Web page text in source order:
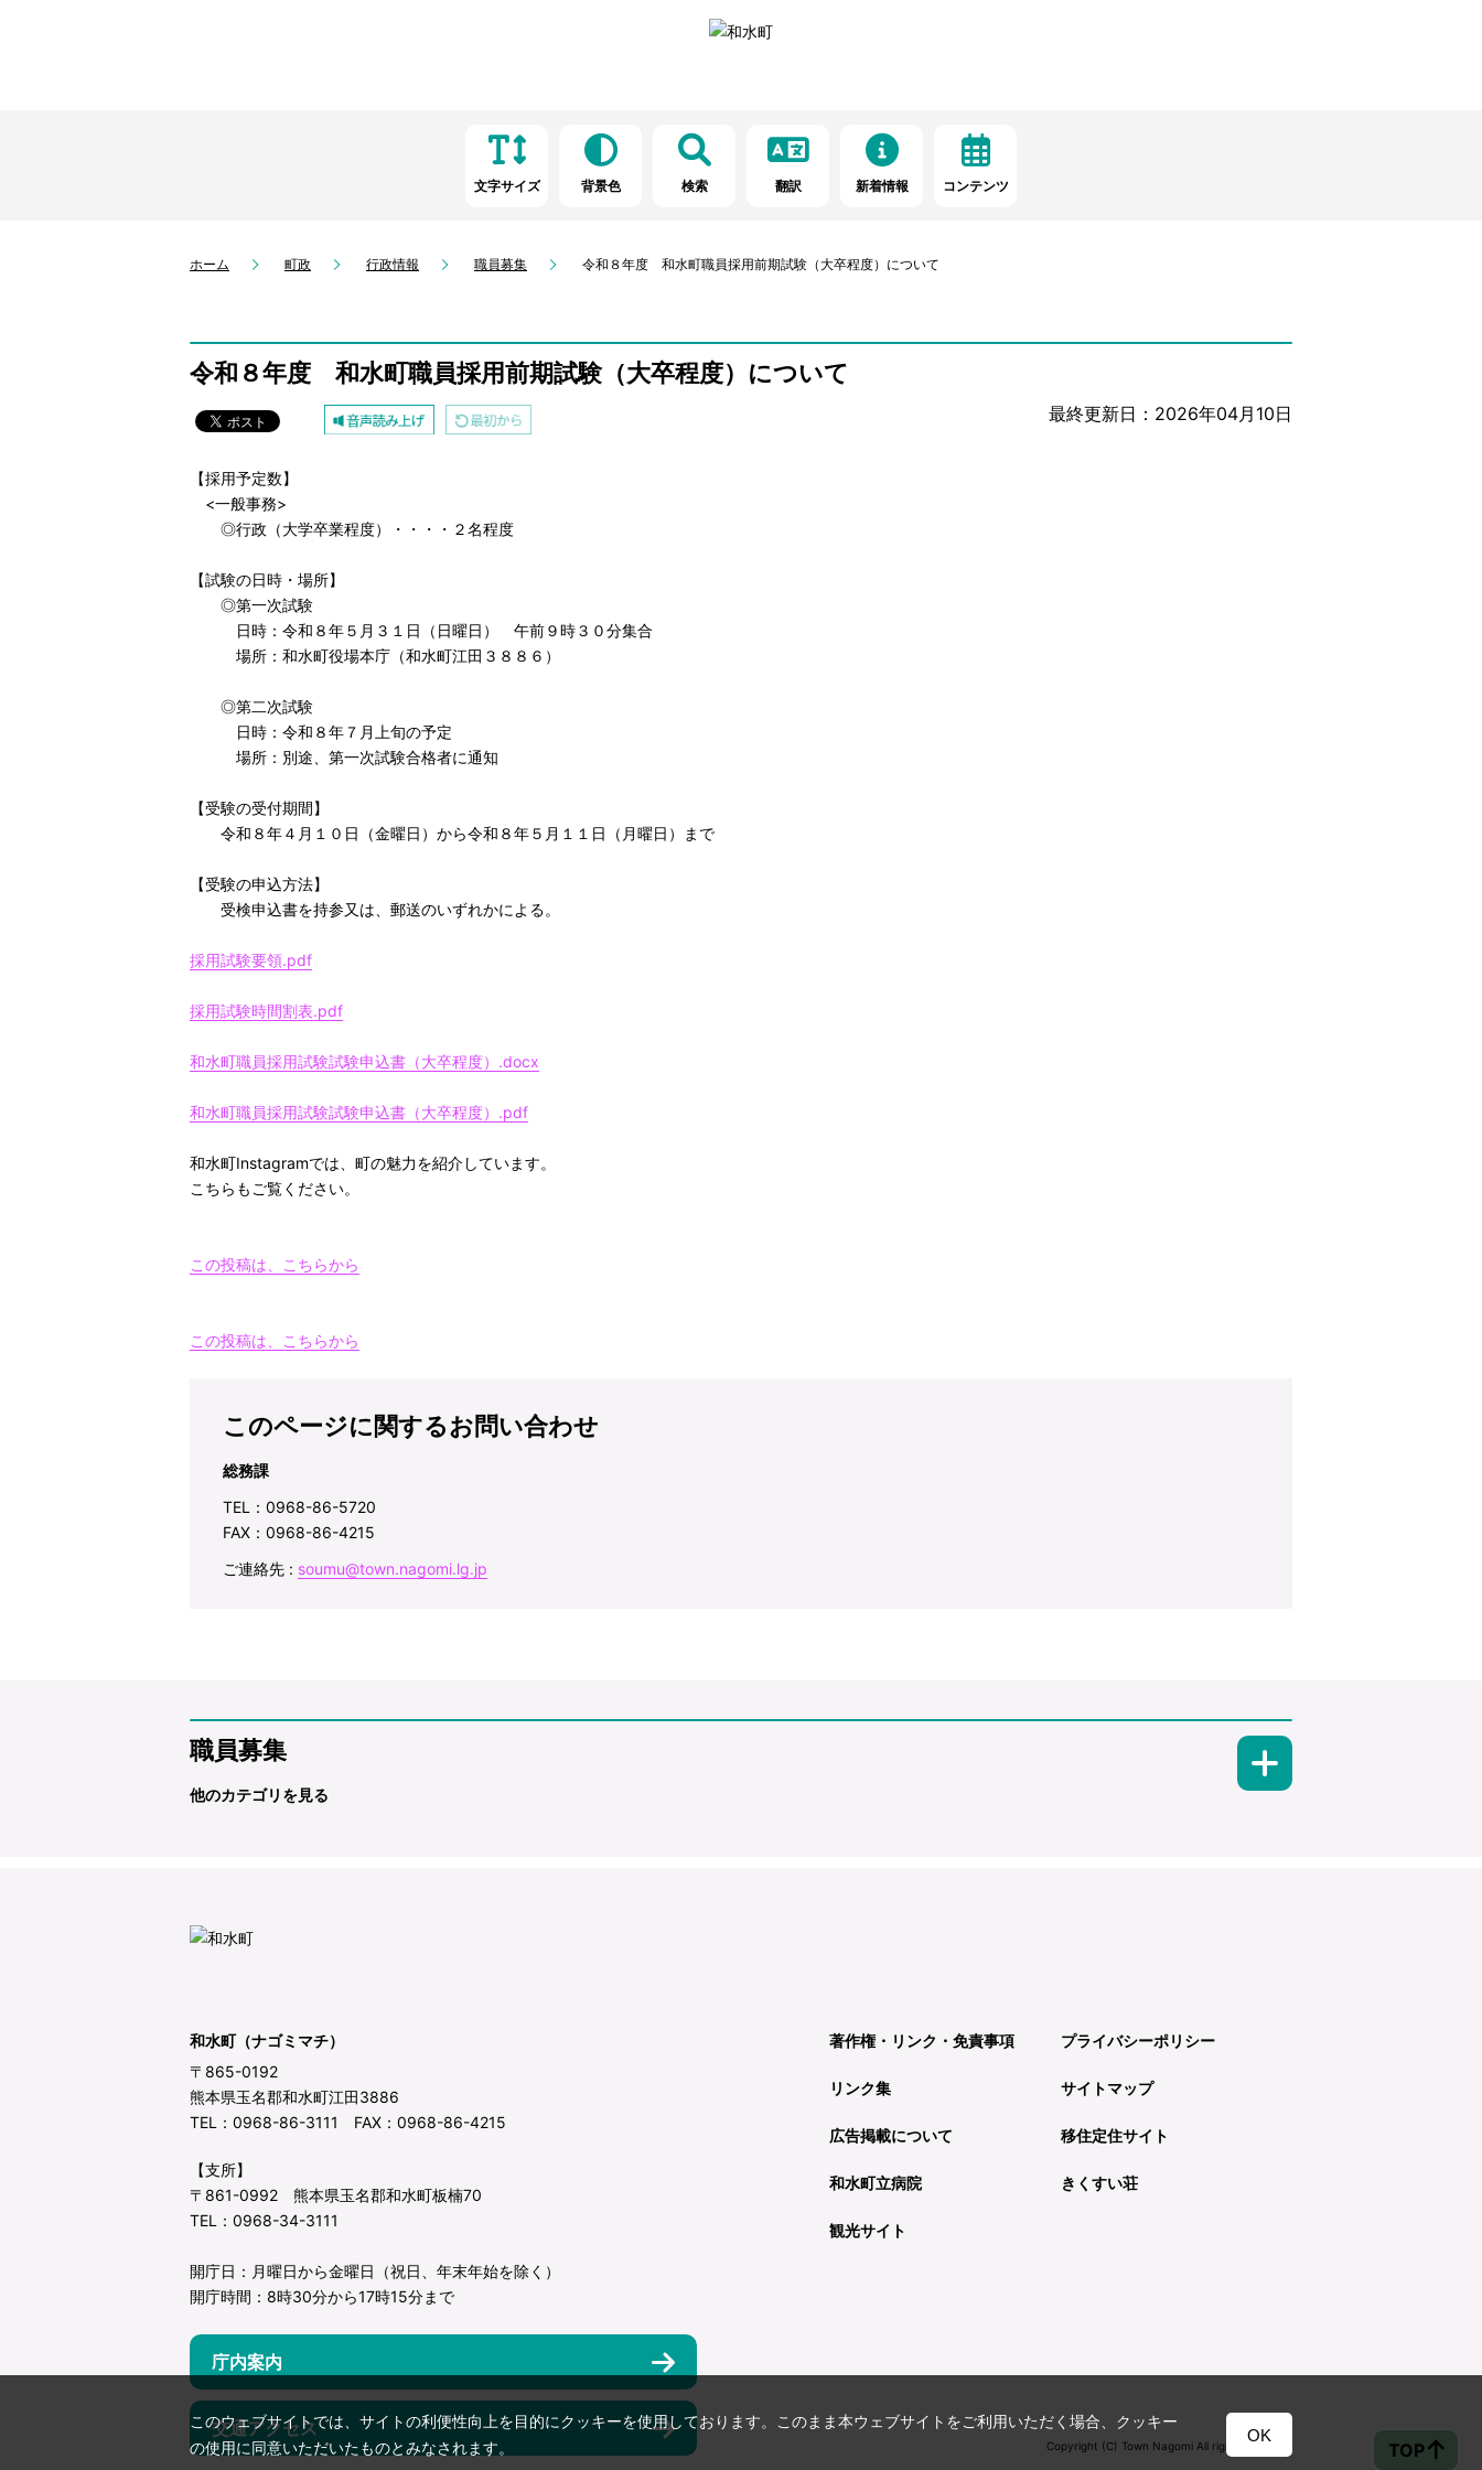
文字サイズ 背景色 検索 翻訳 新着情報 コンテンツ
ホーム 町政 行政情報 職員募集 令和８年度 和水町職員採用前期試験（大卒程度）について
令和８年度 和水町職員採用前期試験（大卒程度）について
最終更新日：2026年04月10日
【採用予定数】
<一般事務>
◎行政（大学卒業程度）・・・・２名程度
【試験の日時・場所】
◎第一次試験
日時：令和８年５月３１日（日曜日） 午前９時３０分集合
場所：和水町役場本庁（和水町江田３８８６）
◎第二次試験
日時：令和８年７月上旬の予定
場所：別途、第一次試験合格者に通知
【受験の受付期間】
令和８年４月１０日（金曜日）から令和８年５月１１日（月曜日）まで
【受験の申込方法】
受検申込書を持参又は、郵送のいずれかによる。
採用試験要領.pdf
採用試験時間割表.pdf
和水町職員採用試験試験申込書（大卒程度）.docx
和水町職員採用試験試験申込書（大卒程度）.pdf
和水町Instagramでは、町の魅力を紹介しています。
こちらもご覧ください。
この投稿は、こちらから
この投稿は、こちらから
このページに関するお問い合わせ
総務課
TEL：0968-86-5720
FAX：0968-86-4215
ご連絡先 : soumu@town.nagomi.lg.jp
職員募集
他のカテゴリを見る
和水町（ナゴミマチ）
〒865-0192
熊本県玉名郡和水町江田3886
TEL：0968-86-3111 FAX：0968-86-4215
【支所】
〒861-0992 熊本県玉名郡和水町板楠70
TEL：0968-34-3111
開庁日：月曜日から金曜日（祝日、年末年始を除く）
開庁時間：8時30分から17時15分まで
庁内案内
交通アクセス
著作権・リンク・免責事項 プライバシーポリシー
リンク集 サイトマップ
広告掲載について 移住定住サイト
和水町立病院 きくすい荘
観光サイト
Copyright (C) Town Nagomi All rights reserved TOP
このウェブサイトでは、サイトの利便性向上を目的にクッキーを使用しております。このまま本ウェブサイトをご利用いただく場合、クッキー
の使用に同意いただいたものとみなされます。
OK